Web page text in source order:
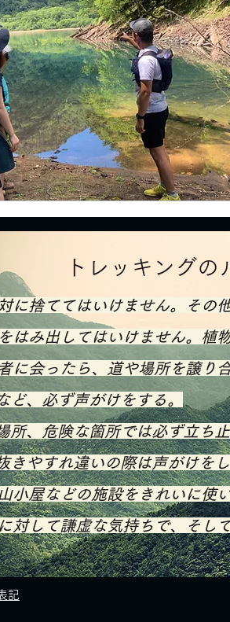
トレッキング
に捨ててはいけません。その
はみ出してはいけません。植
に会ったら、道や場所を譲り
、必ず声がけをする。
、危険な箇所では必ず立ち
やすれ違いの際は声がけをし
小屋などの施設をきれいに使
対して謙虚な気持ちで、そし
記